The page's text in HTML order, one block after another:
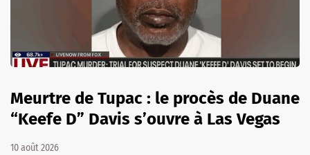
Meurtre de Tupac : le procès de Duane
“Keefe D” Davis s’ouvre à Las Vegas
10 août 2026